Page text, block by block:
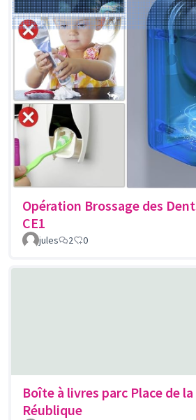
Opération Brossage des
CE1
jules 2 0
Boîte à livres parc Place de la
Réublique